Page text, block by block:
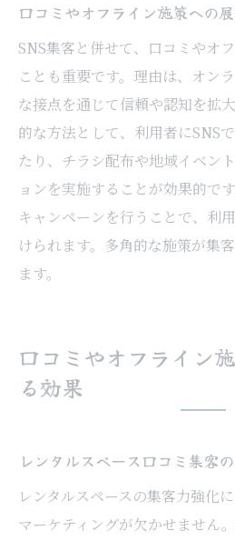
口コミやオフライン施策への
SNS集客と併せて、口コミやオ
ことも重要です。理由は、オン
な接点を通じて信頼や認知を拡
的な方法として、利用者にSNS
たり、チラシ配布や地域イベン
ョンを実施することが効果的で
キャンペーンを行うことで、利
けられます。多角的な施策が集
ます。
口コミやオフライン
る効果
レンタルスペース口コミ集客
レンタルスペースの集客力強化
マーケティングが欠かせません